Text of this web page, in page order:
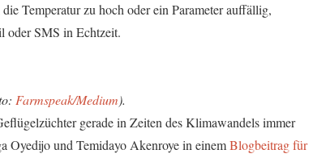
Temperatur zu hoch oder ein Parameter auffällig,
oder SMS in Echtzeit.
Farmspeak/Medium).
gerade in Zeiten des Klimawandels immer
Oyedijo und Temidayo Akenroye in einemBlogbeitrag für